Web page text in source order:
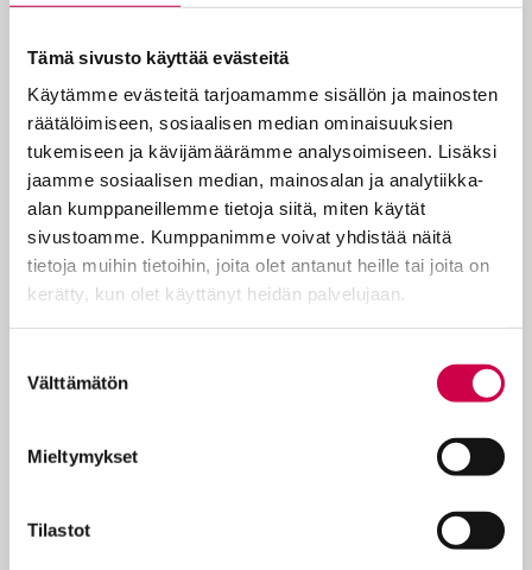
Tämä sivusto käyttää evästeitä
Käytämme evästeitä tarjoamamme sisällön ja mainosten
räätälöimiseen, sosiaalisen median ominaisuuksien
tukemiseen ja kävijämäärämme analysoimiseen. Lisäksi
jaamme sosiaalisen median, mainosalan ja analytiikka-
alan kumppaneillemme tietoja siitä, miten käytät
sivustoamme. Kumppanimme voivat yhdistää näitä
tietoja muihin tietoihin, joita olet antanut heille tai joita on
kerätty, kun olet käyttänyt heidän palvelujaan.
valinta
Välttämätön
Mieltymykset
Tilastot
olennaista, jos kutsu taivaaseen ei
kiinnosta?
Laulaja-lauluntekijä Olivera eli
Katriina Ullakko teki laulun
ajatuksistaan taivaasta. Hän sanoo,
ettei kaipaa ikuista elämää, vaan
ajatus siitä tuntuu päinvastoin
ahdistavalta. Taivaspelkoa ja -ikävää
pohtivat myös Helsingin yliopiston
uskontotieteen professori Terhi
uskontotieteen dosentti Teemu
taidehistorian professori Heikki